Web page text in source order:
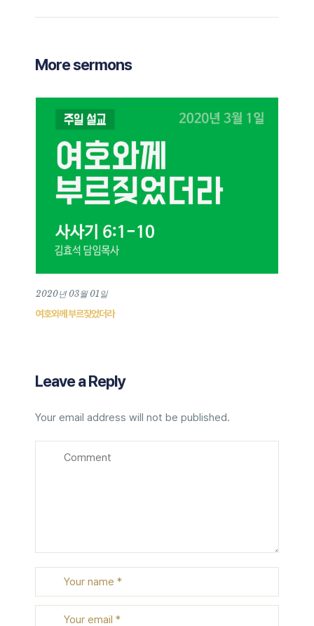
More sermons
2020년 03월 01일
여호와께 부르짖었더라
Leave a Reply
Your email address will not be published.